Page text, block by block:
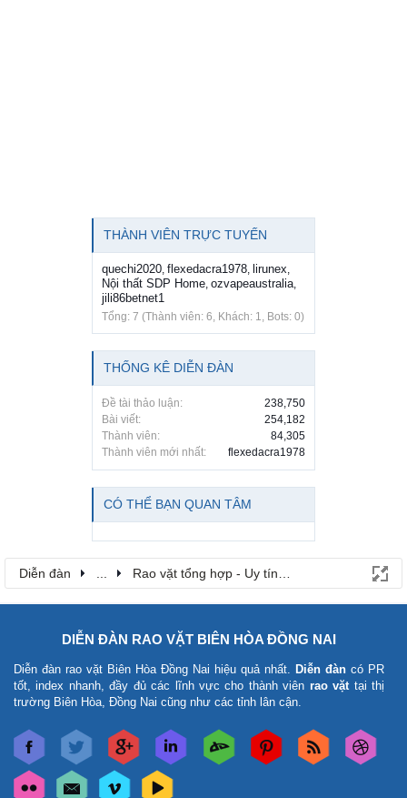
THÀNH VIÊN TRỰC TUYẾN
quechi2020, flexedacra1978, lirunex,
Nội thất SDP Home, ozvapeaustralia,
jili86betnet1
Tổng: 7 (Thành viên: 6, Khách: 1, Bots: 0)
THỐNG KÊ DIỄN ĐÀN
Đề tài thảo luận:
238,750
Bài viết:
254,182
Thành viên:
84,305
Thành viên mới nhất:
flexedacra1978
CÓ THỂ BẠN QUAN TÂM
Diễn đàn ... Rao vặt tổng hợp - Uy tín - Miễn phí
DIỄN ĐÀN RAO VẶT BIÊN HÒA ĐỒNG NAI
Diễn đàn rao vặt Biên Hòa Đồng Nai hiệu quả nhất. Diễn đàn có PR
tốt, index nhanh, đầy đủ các lĩnh vực cho thành viên rao vặttại thị
trường Biên Hòa, Đồng Nai cũng như các tỉnh lân cận.